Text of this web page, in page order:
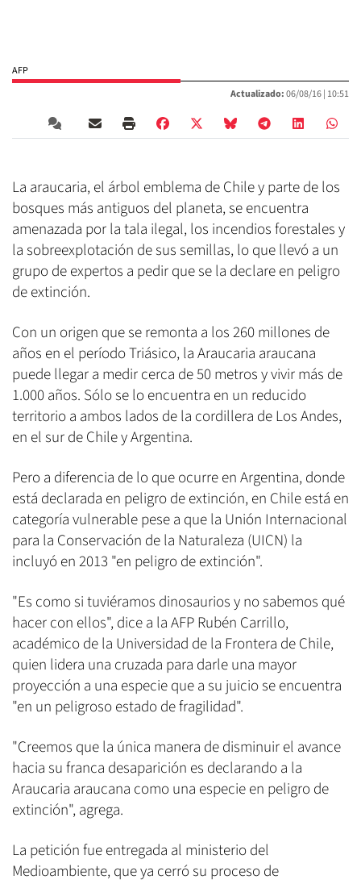
AFP
Actualizado:06/08/16 | 10:51
La araucaria, el árbol emblema de Chile y parte de los
bosques más antiguos del planeta, se encuentra
amenazada por la tala ilegal, los incendios forestales y
la sobreexplotación de sus semillas, lo que llevó a un
grupo de expertos a pedir que se la declare en peligro
de extinción.
Con un origen que se remonta a los 260 millones de
años en el período Triásico, la Araucaria araucana
puede llegar a medir cerca de 50 metros y vivir más de
1.000 años. Sólo se lo encuentra en un reducido
territorio a ambos lados de la cordillera de Los Andes,
en el sur de Chile y Argentina.
Pero a diferencia de lo que ocurre en Argentina, donde
está declarada en peligro de extinción, en Chile está en
categoría vulnerable pese a que la Unión Internacional
para la Conservación de la Naturaleza (UICN) la
incluyó en 2013 "en peligro de extinción".
"Es como si tuviéramos dinosaurios y no sabemos qué
hacer con ellos", dice a la AFP Rubén Carrillo,
académico de la Universidad de la Frontera de Chile,
quien lidera una cruzada para darle una mayor
proyección a una especie que a su juicio se encuentra
"en un peligroso estado de fragilidad".
"Creemos que la única manera de disminuir el avance
hacia su franca desaparición es declarando a la
Araucaria araucana como una especie en peligro de
extinción", agrega.
La petición fue entregada al ministerio del
Medioambiente, que ya cerró su proceso de